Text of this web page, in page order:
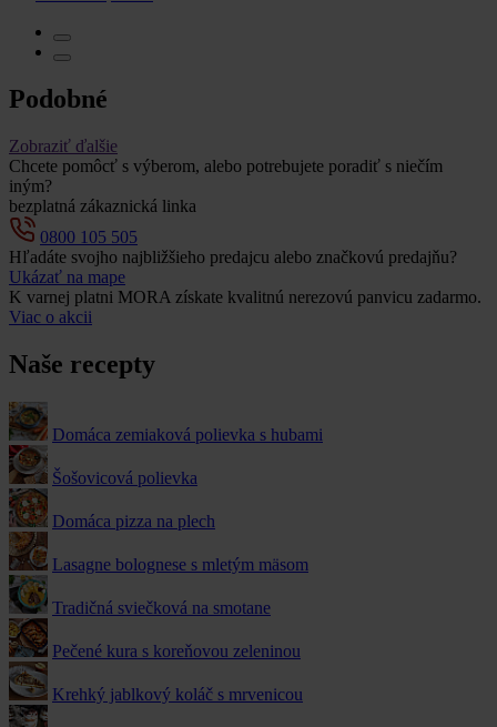
Podobné
Zobraziť ďalšie
Chcete pomôcť s výberom, alebo potrebujete poradiť s niečím
iným?
bezplatná zákaznická linka
0800 105 505
Hľadáte svojho najbližšieho predajcu alebo značkovú predajňu?
Ukázať na mape
K varnej platni MORA získate kvalitnú nerezovú panvicu zadarmo.
Viac o akcii
Naše recepty
Domáca zemiaková polievka s hubami
Šošovicová polievka
Domáca pizza na plech
Lasagne bolognese s mletým mäsom
Tradičná sviečková na smotane
Pečené kura s koreňovou zeleninou
Krehký jablkový koláč s mrvenicou